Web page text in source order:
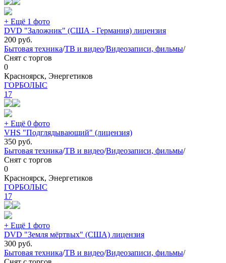
+ Ещё 1 фото
DVD "Заложник" (США - Германия) лицензия
200 руб.
Бытовая техника/ТВ и видео/Видеозаписи, фильмы/
Снят с торгов
0
Красноярск, Энергетиков
ГОРБОЛЫС
17
+ Ещё 0 фото
VHS "Подглядывающий" (лицензия)
350 руб.
Бытовая техника/ТВ и видео/Видеозаписи, фильмы/
Снят с торгов
0
Красноярск, Энергетиков
ГОРБОЛЫС
17
+ Ещё 1 фото
DVD "Земля мёртвых" (США) лицензия
300 руб.
Бытовая техника/ТВ и видео/Видеозаписи, фильмы/